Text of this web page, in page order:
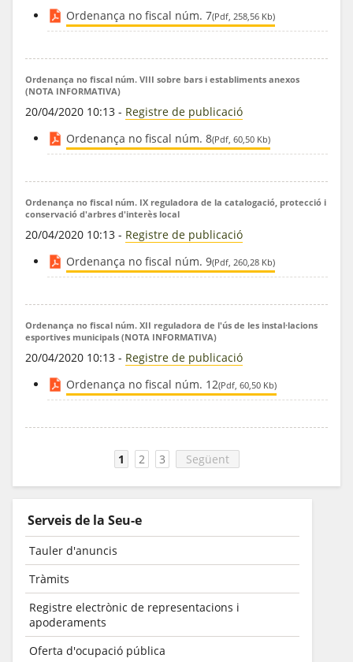
Serveis de la Seu-e
Tauler d'anuncis
Tràmits
Registre electrònic de representacions i
apoderaments
Oferta d'ocupació pública
Ordenança no fiscal núm. 7(Pdf, 258,56 Kb)
Ordenança no fiscal núm. VIII sobre bars i establiments anexos
(NOTA INFORMATIVA)
20/04/2020 10:13 - Registre de publicació
Ordenança no fiscal núm. 8(Pdf, 60,50 Kb)
Ordenança no fiscal núm. IX reguladora de la catalogació, protecció i
conservació d'arbres d'interès local
20/04/2020 10:13 - Registre de publicació
Ordenança no fiscal núm. 9(Pdf, 260,28 Kb)
Ordenança no fiscal núm. XII reguladora de l'ús de les instal·lacions
esportives municipals (NOTA INFORMATIVA)
20/04/2020 10:13 - Registre de publicació
Ordenança no fiscal núm. 12(Pdf, 60,50 Kb)
1 2 3 Següent